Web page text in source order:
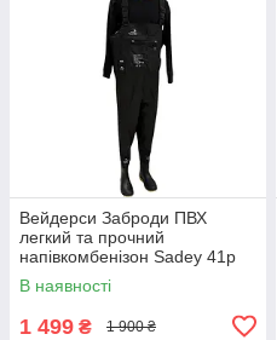
Вейдерси Заброди ПВХ
легкий та прочний
напівкомбенізон Sadey 41р
В наявності
1 499 ₴ 1 900 ₴